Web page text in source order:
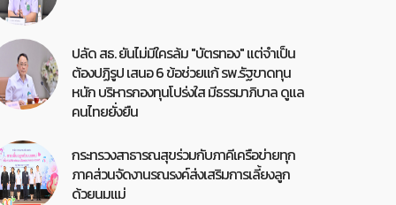
ปลัด สธ. ยันไม่มีใครล้ม "บัตรทอง" แต่จำเป็น
ต้องปฏิรูป เสนอ 6 ข้อช่วยแก้ รพ.รัฐขาดทุน
หนัก บริหารกองทุนโปร่งใส มีธรรมาภิบาล ดูแล
คนไทยยั่งยืน
กระทรวงสาธารณสุขร่วมกับภาคีเครือข่ายทุก
ภาคส่วนจัดงานรณรงค์ส่งเสริมการเลี้ยงลูก
ด้วยนมแม่